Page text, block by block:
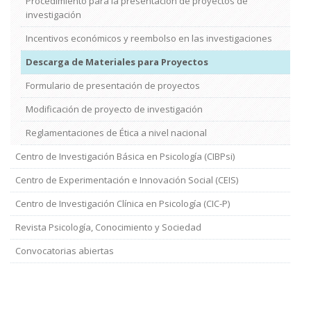
investigación
Incentivos económicos y reembolso en las investigaciones
Descarga de Materiales para Proyectos
Formulario de presentación de proyectos
Modificación de proyecto de investigación
Reglamentaciones de Ética a nivel nacional
Centro de Investigación Básica en Psicología (CIBPsi)
Centro de Experimentación e Innovación Social (CEIS)
Centro de Investigación Clínica en Psicología (CIC-P)
Revista Psicología, Conocimiento y Sociedad
Convocatorias abiertas